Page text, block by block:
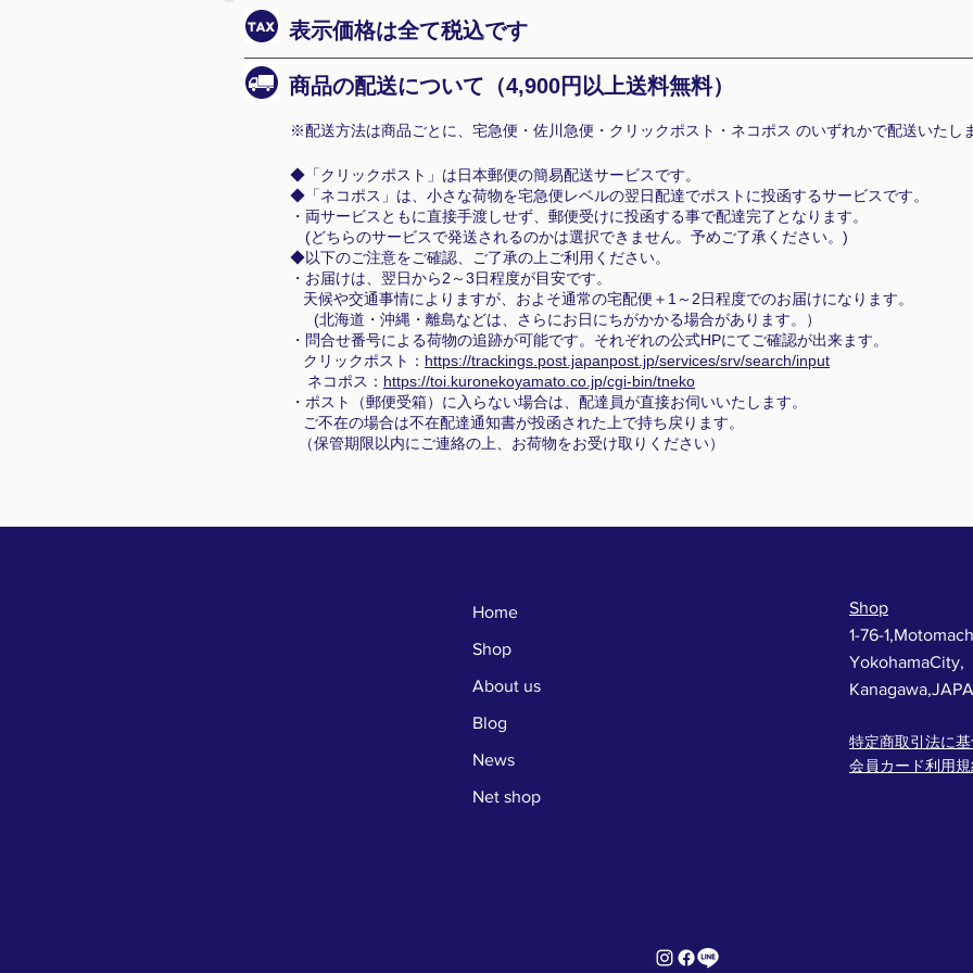
表示価格は全て税込です
商品の配送について（4,900円以上送料無料）
※配送方法は商品ごとに、宅急便・佐川急便・クリックポスト・ネコポス のいずれかで配送いたし
◆「クリックポスト」は日本郵便の簡易配送サービスです。
◆「ネコポス」は、小さな荷物を宅急便レベルの翌日配達でポストに投函するサービスです。
・両サービスともに直接手渡しせず、郵便受けに投函する事で配達完了となります。
(どちらのサービスで発送されるのかは選択できません。予めご了承ください。)
◆以下のご注意をご確認、ご了承の上ご利用ください。
・お届けは、翌日から2～3日程度が目安です。
天候や交通事情によりますが、およそ通常の宅配便＋1～2日程度でのお届けになります。
(北海道・沖縄・離島などは、さらにお日にちがかかる場合があります。）
・問合せ番号による荷物の追跡が可能です。それぞれの公式HPにてご確認が出来ます。
クリックポスト： https://trackings.post.japanpost.jp/services/srv/search/input
ネコポス： https://toi.kuronekoyamato.co.jp/cgi-bin/tneko
・ポスト（郵便受箱）に入らない場合は、配達員が直接お伺いいたします。
ご不在の場合は不在配達通知書が投函された上で持ち戻ります。
（保管期限以内にご連絡の上、お荷物をお受け取りください）
Home
Shop
About us
Blog
News
Net shop
Shop
1-76-
YokohamaCity,
特定商取引法に
会員カード利用